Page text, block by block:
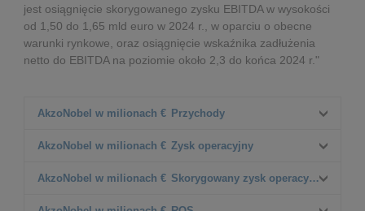
jest osiągnięcie skorygowanego zysku EBITDA w wysokości
od 1,50 do 1,65 mld euro w 2024 r., w oparciu o obecne
warunki rynkowe, oraz osiągnięcie wskaźnika zadłużenia
netto do EBITDA na poziomie około 2,3 do końca 2024 r."
AkzoNobel w milionach € Przychody
4. kwartał 2022 2 606
4. kwartał 2023 2 529
AkzoNobel w milionach € Zysk operacyjny
4. kwartał 2022 103
AkzoNobel w milionach € Skorygowany zysk operacyjny